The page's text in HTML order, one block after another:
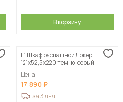
В корзину
Е1 Шкаф распашной Локер
121x52,5x220 темно-серый
Цена
17 890
за 3 дня